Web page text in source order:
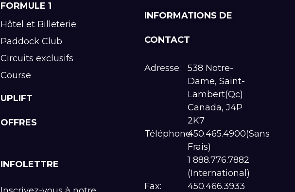
FORMULE 1
Hôtel et Billeterie
Paddock Club
Circuits exclusifs
Course
UPLIFT
OFFRES
INFOLETTRE
INFORMATIONS DE
CONTACT
Adresse:
538 Notre-
Dame, Saint-
Lambert(Qc)
Canada, J4P
2K7
Téléphone:450.465.4900(Sans
Frais)
1 888.776.7882
(International)
Fax:
450.466.3933